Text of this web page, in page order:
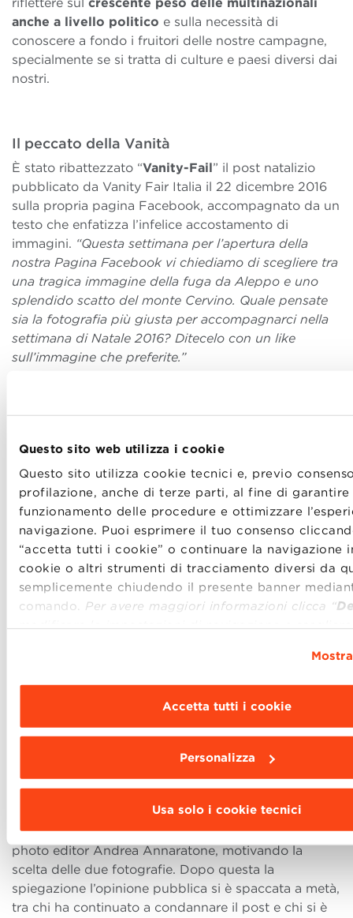
Questo sito web utilizza i cookie
Questo sito utilizza cookie tecnici e, previo
profilazione, anche di terze parti, al fine di
funzionamento delle procedure e ottimizzare
navigazione. Puoi esprimere il tuo consenso
“accetta tutti i cookie” o continuare la navigazione
cookie o altri strumenti di tracciamento diversi da
semplicemente chiudendo il presente banner
comando. Per avere maggiori informazioni clicca “
modificare le impostazioni di navigazione e
Accetta tutti i cookie
Personalizza
Usa solo i cookie tecnici
anche a livello politico e sulla necessità di
conoscere a fondo i fruitori delle nostre campagne,
specialmente se si tratta di culture e paesi diversi dai
nostri.
Il peccato della Vanità
È stato ribattezzato “Vanity-Fail” il post natalizio
pubblicato da Vanity Fair Italia il 22 dicembre 2016
sulla propria pagina Facebook, accompagnato da un
testo che enfatizza l’infelice accostamento di
immagini. “Questa settimana per l’apertura della
nostra Pagina Facebook vi chiediamo di scegliere tra
una tragica immagine della fuga da Aleppo e uno
splendido scatto del monte Cervino. Quale pensate
sia la fotografia più giusta per accompagnarci nella
settimana di Natale 2016? Ditecelo con un like
sull’immagine che preferite.”
A seguito dell’irruenta indignazione del web il
direttore del giornale Luca Dini ha pubblicato
un post di scuse accompagnato dalle parole del
photo editor Andrea Annaratone, motivando la
scelta delle due fotografie. Dopo questa la
spiegazione l’opinione pubblica si è spaccata a metà,
tra chi ha continuato a condannare il post e chi si è